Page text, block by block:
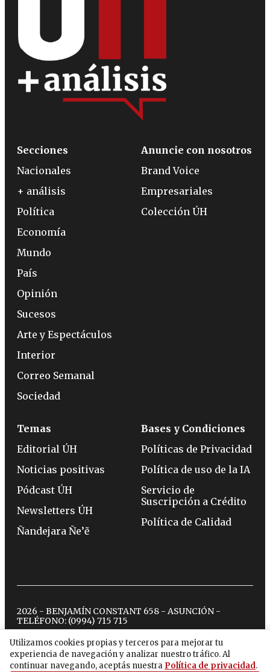
Utilizamos cookies propias y terceros para mejorar tu
experiencia de navegación y analizar nuestro tráfico. Al
continuar navegando, aceptás nuestra Política de privacidad.
Secciones
Nacionales
+ análisis
Política
Economía
Mundo
País
Opinión
Sucesos
Arte y Espectáculos
Interior
Correo Semanal
Sociedad
Anuncie con nosotros
Brand Voice
Empresariales
Colección ÚH
Temas
Editorial ÚH
Noticias positivas
Pódcast ÚH
Newsletters ÚH
Ñandejara Ñe’ẽ
Bases y Condiciones
Políticas de Privacidad
Política de uso de la IA
Servicio de
Suscripción a Crédito
Política de Calidad
2026 - BENJAMÍN CONSTANT 658 - ASUNCIÓN -
TELÉFONO: (0994) 715 715
twitterinstagram
facebook
tiktokyoutubespotify